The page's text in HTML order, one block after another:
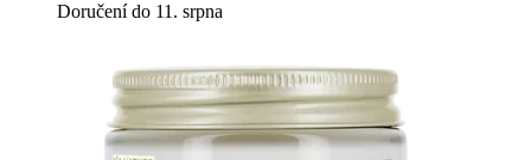
Doručení do 11. srpna